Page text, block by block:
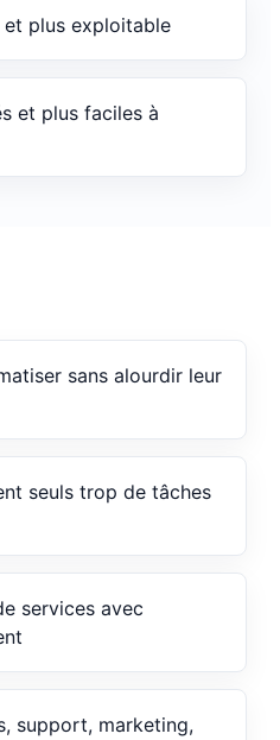
plus exploitable
et plus faciles à
sans alourdir leur
seuls trop de tâches
services avec
support, marketing,